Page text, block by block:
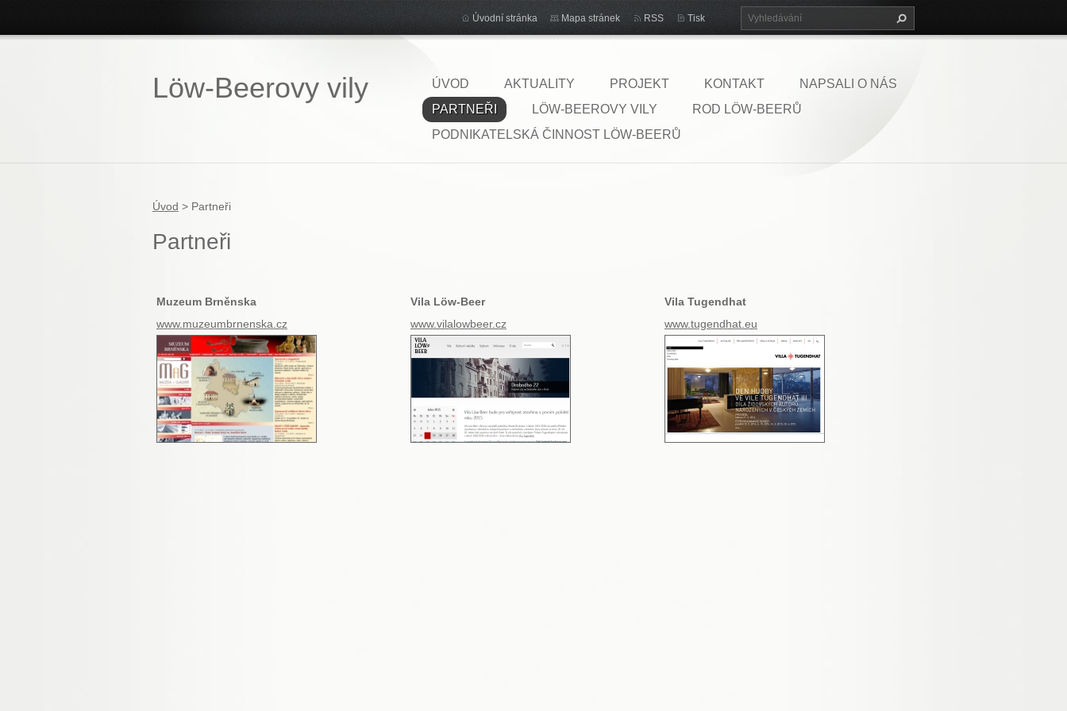
Löw-Beerovy vily ÚVOD AKTUALITY PROJEKT KONTAKT
NAPSALI O NÁS
PARTNEŘI
LÖW-BEEROVY VILY
ROD LÖW-BEERŮ
PODNIKATELSKÁ ČINNOST LÖW-BEERŮ
Úvodní stránka Mapa stránek RSS Tisk
Úvod > Partneři
Partneři
Muzeum Brněnska
www.muzeumbrnenska.cz
Vila Löw-Beer
www.vilalowbeer.cz
Vila Tugendhat
www.tugendhat.eu